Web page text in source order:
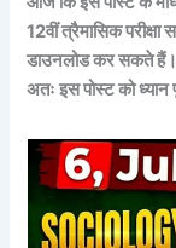
12वीं त्रैमासिक
डाउनलोड कर सकते हैं।
अतः इस पोस्ट को